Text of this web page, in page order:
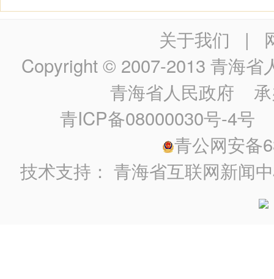
关于我们 |
Copyright © 2007-2013 青海省
青海省人民政府 承
青ICP备08000030号-4号
青公网安备
技术支持：青海省互联网新闻